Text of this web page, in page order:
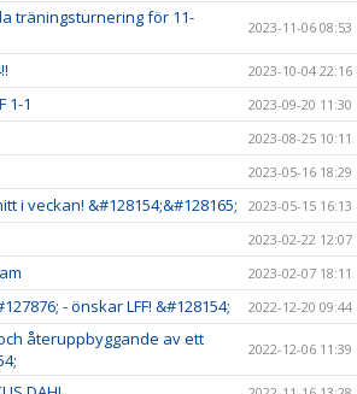
träningsturnering för 11-
2023-11-06 08:53
2023-10-04 22:16
1-1 2023-09-20 11:30
2023-08-25 10:11
2023-05-16 18:29
i veckan! &#128154;&#128165;
2023-05-15 16:13
2023-02-22 12:07
2023-02-07 18:11
- önskar LFF! &#128154; 2022-12-20 09:44
återuppbyggande av ett
2022-12-06 11:39